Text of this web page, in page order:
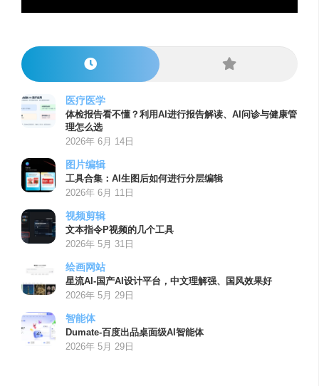
医疗医学
体检报告看不懂？利用AI进行报告解读、AI问诊与健康管
理怎么选
2026年 6月 14日
图片编辑
工具合集：AI生图后如何进行分层编辑
2026年 6月 11日
视频剪辑
文本指令P视频的几个工具
2026年 5月 31日
绘画网站
星流AI-国产AI设计平台，中文理解强、国风效果好
2026年 5月 29日
智能体
Dumate-百度出品桌面级AI智能体
2026年 5月 29日